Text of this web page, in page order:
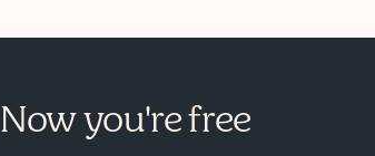
Now you're free